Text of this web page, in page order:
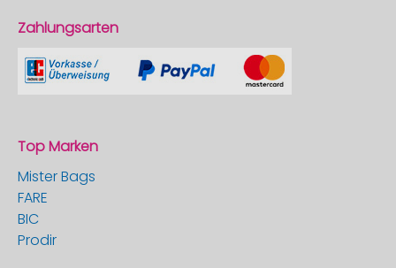
Zahlungsarten
Top Marken
Mister Bags
FARE
BIC
Prodir